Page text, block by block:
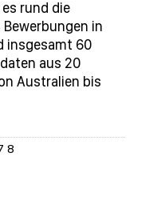
rund die
in
insgesamt 60
aus 20
Australien bis
8